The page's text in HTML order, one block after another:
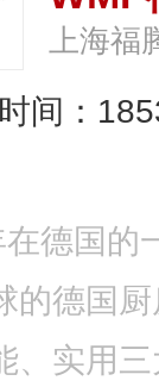
上海福
间：
德国的
的德国
、实用